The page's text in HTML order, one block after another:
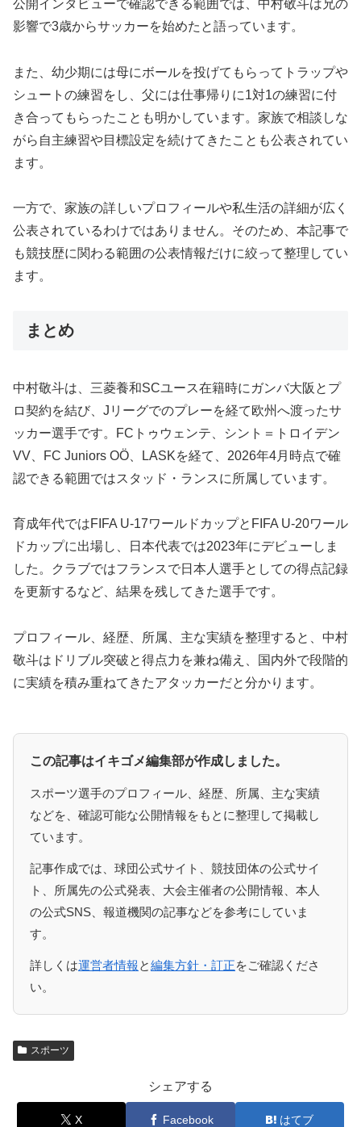
公開インタビューで確認できる範囲では、中村敬斗は兄の
影響で3歳からサッカーを始めたと語っています。
また、幼少期には母にボールを投げてもらってトラップや
シュートの練習をし、父には仕事帰りに1対1の練習に付
き合ってもらったことも明かしています。家族で相談しな
がら自主練習や目標設定を続けてきたことも公表されてい
ます。
一方で、家族の詳しいプロフィールや私生活の詳細が広く
公表されているわけではありません。そのため、本記事で
も競技歴に関わる範囲の公表情報だけに絞って整理してい
ます。
まとめ
中村敬斗は、三菱養和SCユース在籍時にガンバ大阪とプ
ロ契約を結び、Jリーグでのプレーを経て欧州へ渡ったサ
ッカー選手です。FCトゥウェンテ、シント＝トロイデン
VV、FC Juniors OÖ、LASKを経て、2026年4月時点で確
認できる範囲ではスタッド・ランスに所属しています。
育成年代ではFIFA U-17ワールドカップとFIFA U-20ワール
ドカップに出場し、日本代表では2023年にデビューしま
した。クラブではフランスで日本人選手としての得点記録
を更新するなど、結果を残してきた選手です。
プロフィール、経歴、所属、主な実績を整理すると、中村
敬斗はドリブル突破と得点力を兼ね備え、国内外で段階的
に実績を積み重ねてきたアタッカーだと分かります。
この記事はイキゴメ編集部が作成しました。
スポーツ選手のプロフィール、経歴、所属、主な実績
などを、確認可能な公開情報をもとに整理して掲載し
ています。
記事作成では、球団公式サイト、競技団体の公式サイ
ト、所属先の公式発表、大会主催者の公開情報、本人
の公式SNS、報道機関の記事などを参考にしていま
す。
詳しくは運営者情報と編集方針・訂正をご確認くださ
い。
スポーツ
シェアする
X Facebook はてブ